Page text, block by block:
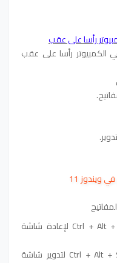
رأسا على عقب
11
اضغط على Ctrl + Alt + Shift + Arrow Up لإعادة شاشة
اضغط على Ctrl + Alt + Shift + Arrow Left لتدوير شاشة